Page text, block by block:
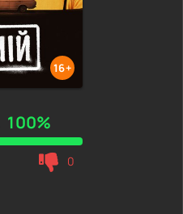
16+
100%
0